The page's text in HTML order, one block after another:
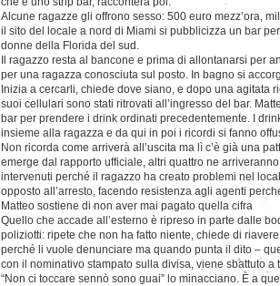
Alcune ragazze gli offrono sesso: 500 euro mezz’ora,
il sito del locale a nord di Miami si pubblicizza un bar
donne della Florida del sud.
Il ragazzo resta al bancone e prima di allontanarsi per
per una ragazza conosciuta sul posto. In bagno si
Inizia a cercarli, chiede dove siano, e dopo una agitata
suoi cellulari sono stati ritrovati all’ingresso del bar.
bar per prendere i drink ordinati precedentemente. I
insieme alla ragazza e da qui in poi i ricordi si fanno
Non ricorda come arriverà all’uscita ma lì c’è già una
emerge dal rapporto ufficiale, altri quattro ne
intervenuti perché il ragazzo ha creato problemi nel
opposto all’arresto, facendo resistenza agli agenti
Matteo sostiene di non aver mai pagato quella cifra
Quello che accade all’esterno è ripreso in parte dalle
poliziotti: ripete che non ha fatto niente, chiede di
perché li vuole denunciare ma quando punta il dito –
con il nominativo stampato sulla divisa, viene sbattuto a
“Non ci toccare sennò sono guai” lo minacciano. È a